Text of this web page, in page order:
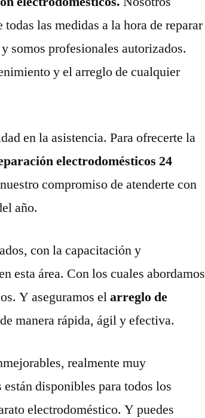
las medidas a la hora de reparar
somos profesionales autorizados.
y el arreglo de cualquier
en la asistencia. Para ofrecerte la
electrodomésticos 24
compromiso de atenderte con
año.
con la capacitación y
esta área. Con los cuales abordamos
Y aseguramos elarreglo de
de manera rápida, ágil y efectiva.
realmente muy
disponibles para todos los
electrodoméstico. Y puedes